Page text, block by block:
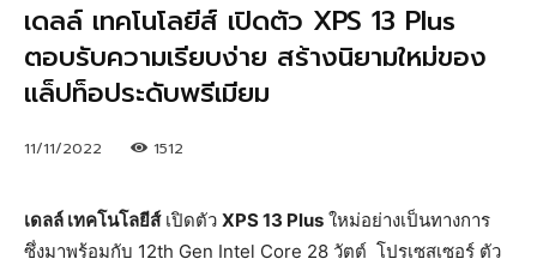
เดลล์ เทคโนโลยีส์ เปิดตัว XPS 13 Plus
ตอบรับความเรียบง่าย สร้างนิยามใหม่ของ
แล็ปท็อประดับพรีเมียม
11/11/2022 1512
เดลล์ เทคโนโลยีส์เปิดตัว XPS 13 Plus ใหม่อย่างเป็นทางการ
ซึ่งมาพร้อมกับ 12th Gen Intel Core 28 วัตต์ โปรเซสเซอร์ ตัว